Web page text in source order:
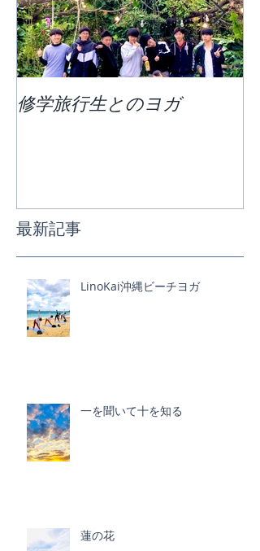
修学旅行生とのヨガ
最新記事
LinoKai沖縄ビーチヨガ
一を聞いて十を知る
蓮の花